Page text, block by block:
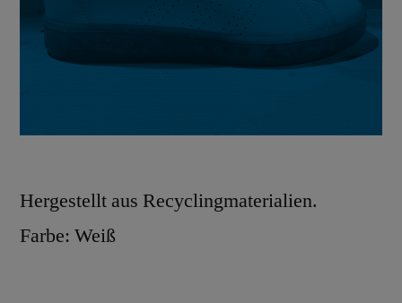
Hergestellt aus Recyclingmaterialien.
Farbe: Weiß